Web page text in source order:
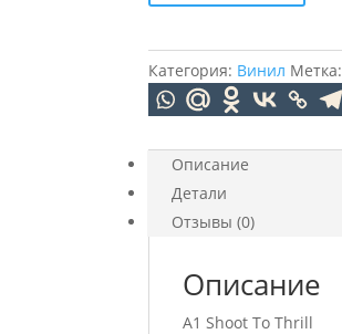
AC/DC
Man
2
(2Винил)
Категория: Винил Метка:
Описание
Детали
Отзывы (0)
Описание
A1 Shoot To Thrill